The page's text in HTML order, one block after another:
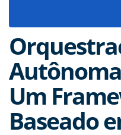
Um
Baseado